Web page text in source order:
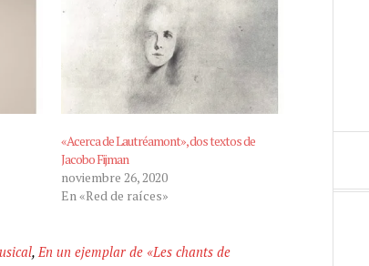
«Acerca de Lautréamont», dos textos de
Jacobo Fijman
noviembre 26, 2020
En «Red de raíces»
, En un ejemplar de «Les chants de